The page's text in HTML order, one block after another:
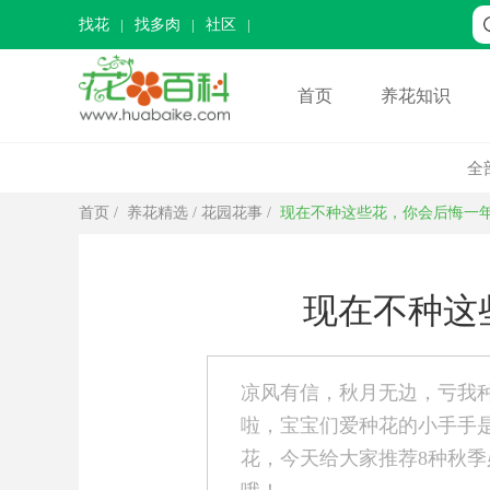
找花 找多肉 社区
首页 养花知识
全
首页 / 养花精选 / 花园花事 / 现在不种这些花，你会后悔一
现在不种这
凉风有信，秋月无边，亏
啦，宝宝们爱种花的小手手
花，今天给大家推荐8种秋